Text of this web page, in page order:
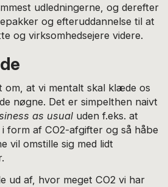
udledningerne, og derefter
og efteruddannelse til at
og virksomhedsejere videre.
om, at vi mentalt skal klæde os
nøgne. Det er simpelthen naivt
as usual uden f.eks. at
form af CO2-afgifter og så håbe
vil omstille sig med lidt
ud af, hvor meget CO2 vi har